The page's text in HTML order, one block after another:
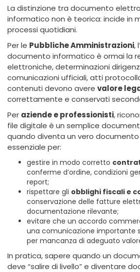
La distinzione tra documento
informatico non è teorica: incide in
processi quotidiani.
Per le Pubbliche Amministrazioni,
documento informatico è ormai la
elettroniche, determinazioni
comunicazioni ufficiali, atti
contenuti devono avere valore
correttamente e conservati
Per aziende e professionisti,
file digitale è un semplice
quando diventa un vero
essenziale per:
gestire in modo corretto
conferme d’ordine, condizioni
report;
rispettare gli obblighi fiscali e
conservazione delle fatture
documentazione rilevante;
evitare che un accordo
una comunicazione importante
per mancanza di adeguato
In pratica, sapere quando un
deve “salire di livello” e diventare